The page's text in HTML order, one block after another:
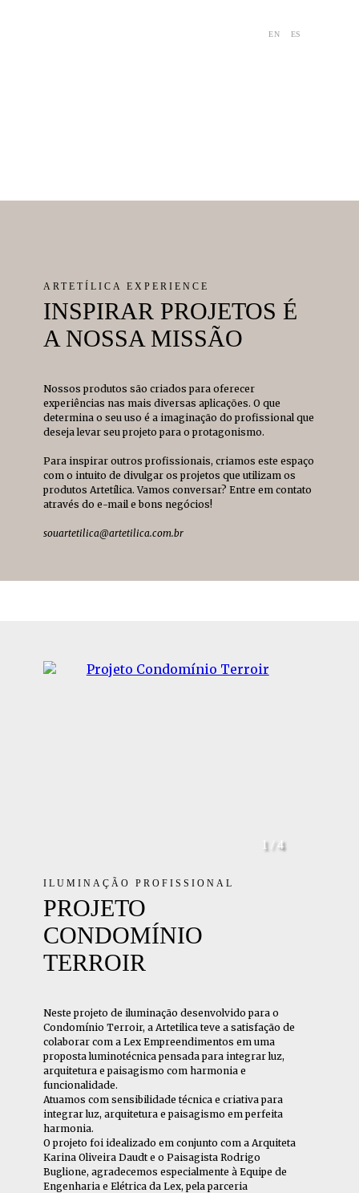
EN ES
ARTETÍLICA EXPERIENCE
INSPIRAR PROJETOS É
A NOSSA MISSÃO
Nossos produtos são criados para oferecer
experiências nas mais diversas aplicações. O que
determina o seu uso é a imaginação do profissional que
deseja levar seu projeto para o protagonismo.
Para inspirar outros profissionais, criamos este espaço
com o intuito de divulgar os projetos que utilizam os
produtos Artetílica. Vamos conversar? Entre em contato
através do e-mail e bons negócios!
souartetilica@artetilica.com.br
1 / 4
ILUMINAÇÃO PROFISSIONAL
PROJETO
CONDOMÍNIO
TERROIR
Neste projeto de iluminação desenvolvido para o
Condomínio Terroir, a Artetilica teve a satisfação de
colaborar com a Lex Empreendimentos em uma
proposta luminotécnica pensada para integrar luz,
arquitetura e paisagismo com harmonia e
funcionalidade.
Atuamos com sensibilidade técnica e criativa para
integrar luz, arquitetura e paisagismo em perfeita
harmonia.
O projeto foi idealizado em conjunto com a Arquiteta
Karina Oliveira Daudt e o Paisagista Rodrigo
Buglione, agradecemos especialmente à Equipe de
Engenharia e Elétrica da Lex, pela parceria